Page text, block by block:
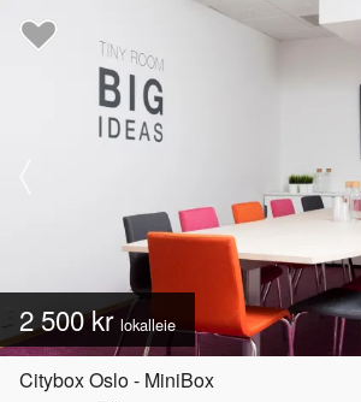
2 500 kr lokalleie
Citybox Oslo - MiniBox